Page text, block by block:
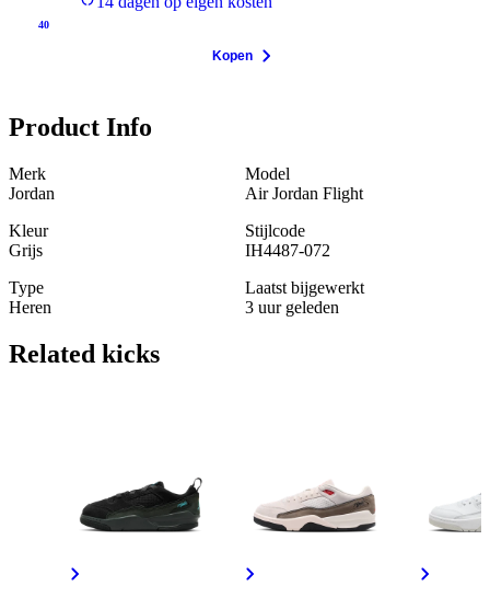
40
Kopen
Product Info
Merk
Jordan
Model
Air Jordan Flight
Kleur
Grijs
Stijlcode
IH4487-072
Type
Heren
Laatst bijgewerkt
3 uur geleden
Related kicks